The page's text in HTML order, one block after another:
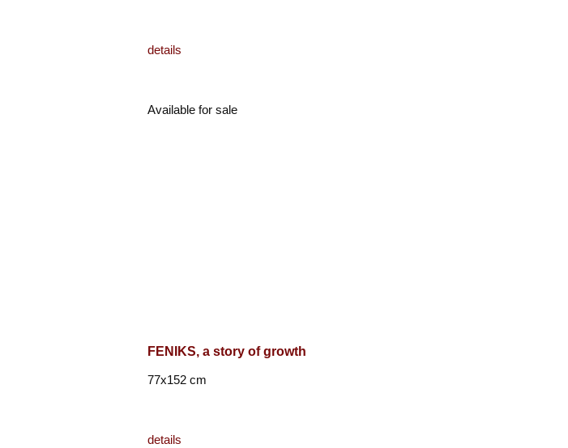
details
Available for sale
FENIKS, a story of growth
77x152 cm
details